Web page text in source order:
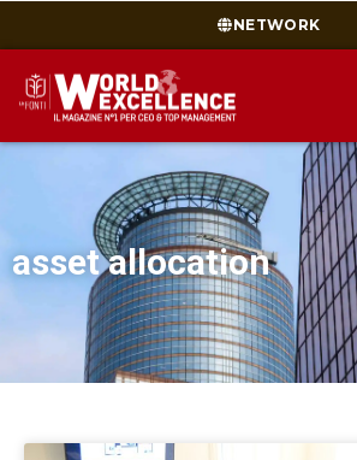
NETWORK
asset allocation